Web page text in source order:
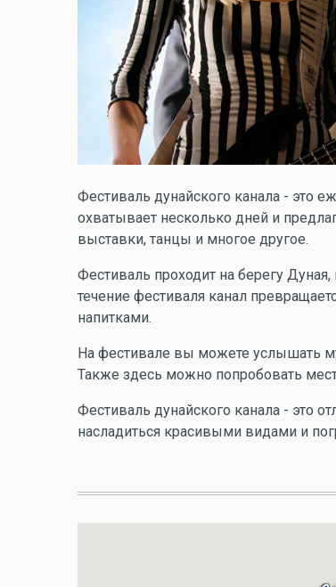
Фестиваль дунайского канала - это
охватывает несколько дней и
выставки, танцы и многое другое.
Фестиваль проходит на берегу
течение фестиваля канал
напитками.
На фестивале вы можете услышать
Также здесь можно попробовать
Фестиваль дунайского канала - это
насладиться красивыми видами и